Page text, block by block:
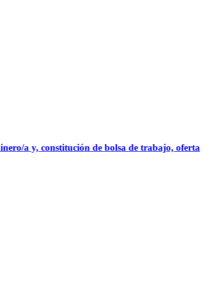
a y, constitución de bolsa de trabajo, oferta